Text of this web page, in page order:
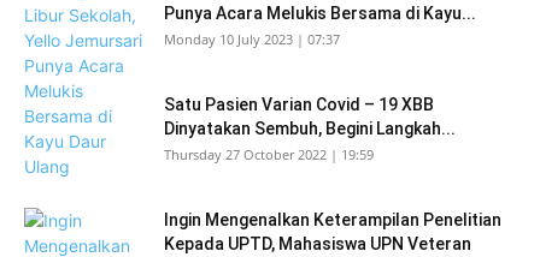
Punya Acara Melukis Bersama di Kayu...
Monday 10 July 2023 | 07:37
Satu Pasien Varian Covid – 19 XBB
Dinyatakan Sembuh, Begini Langkah...
Thursday 27 October 2022 | 19:59
Ingin Mengenalkan Keterampilan Penelitian
Kepada UPTD, Mahasiswa UPN Veteran